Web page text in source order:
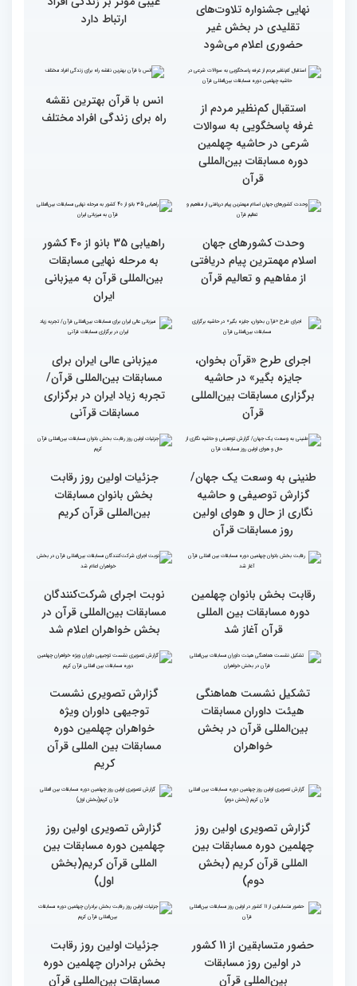
گزارش تصویری اولین روز
رقابت بخش بانوان چهلمین
دوره مسابقات بین المللی
قرآن کریم (بخش دوم)
رقابت بخش بانوان چهلمین
قرآن کریم (بخش اول)
سوم اسفند، نتایج مرحله
نهایی جشنواره تلاوت‌های
تقلیدی در بخش غیر
حضوری اعلام می‌شود
ارتباط دارد
استقبال کم‌نظیر مردم از
شرعی در حاشیه چهلمین
دوره مسابقات بین‌المللی
قرآن
انس با قرآن بهترین نقشه
راه برای زندگی افراد مختلف
وحدت کشورهای جهان
اسلام مهمترین پیام دریافتی
از مفاهیم و تعالیم قرآن
به مرحله نهایی مسابقات
بین‌المللی قرآن به میزبانی
ایران
اجرای طرح «قرآن بخوان،
جایزه بگیر» در حاشیه
برگزاری مسابقات بین‌المللی
قرآن
مسابقات بین‌المللی قرآن/
تجربه زیاد ایران در برگزاری
مسابقات قرآنی
طنینی به وسعت یک جهان/
گزارش توصیفی و حاشیه
نگاری از حال و هوای اولین
روز مسابقات قرآن
جزئیات اولین روز رقابت
بخش بانوان مسابقات
بین‌المللی قرآن کریم
دوره مسابقات بین المللی
قرآن آغاز شد
نوبت اجرای شرکت‌کنندگان
مسابقات بین‌المللی قرآن در
بخش خواهران اعلام شد
تشکیل نشست هماهنگی
هیئت داوران مسابقات
بین‌المللی قرآن در بخش
خواهران
گزارش تصویری نشست
توجیهی داوران ویژه
خواهران چهلمین دوره
مسابقات بین المللی قرآن
کریم